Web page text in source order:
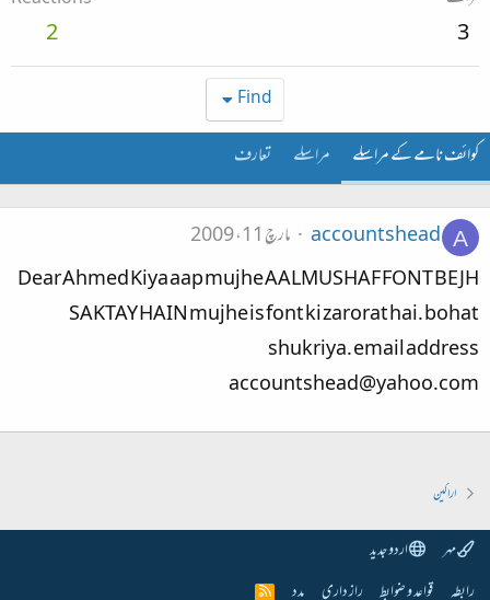
3
2
Find
کوائف نامے کے مراسلے مراسلے تعارف
A
accountshead
مارچ 11، 2009
Dear Ahmed Kiya aap mujhe AALMUSHAF FONT BEJH
SAKTAY HAIN mujhe is font ki zarorat hai. bohat
shukriya. email address
accountshead@yahoo.com
اراکین
مہر
اردو جدید
رابطہ قواعد و ضوابط راز داری مدد
R